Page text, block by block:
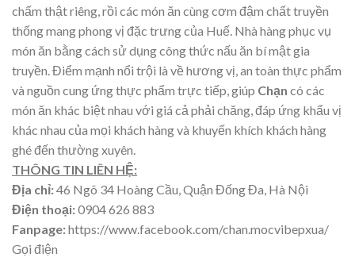
chấm thật riêng, rồi các món ăn cùng cơm đậm chất truyền
thống mang phong vị đặc trưng của Huế. Nhà hàng phục vụ
món ăn bằng cách sử dụng công thức nấu ăn bí mật gia
truyền. Điểm mạnh nổi trội là về hương vị, an toàn thực phẩm
và nguồn cung ứng thực phẩm trực tiếp, giúp Chạn có các
món ăn khác biệt nhau với giá cả phải chăng, đáp ứng khẩu vị
khác nhau của mọi khách hàng và khuyến khích khách hàng
ghé đến thường xuyên.
THÔNG TIN LIÊN HỆ:
Địa chỉ:46 Ngõ 34 Hoàng Cầu, Quận Đống Đa, Hà Nội
Điện thoại:0904 626 883
Fanpage:https://www.facebook.com/chan.mocvibepxua/
Gọi điện